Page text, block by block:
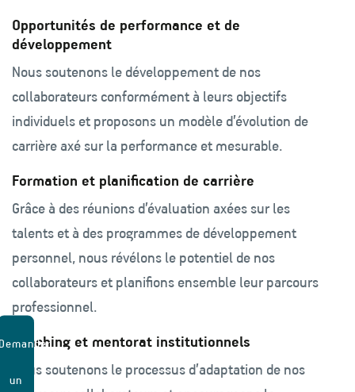
Opportunités de performance et de
développement
Nous soutenons le développement de nos
collaborateurs conformément à leurs objectifs
individuels et proposons un modèle d’évolution de
carrière axé sur la performance et mesurable.
Formation et planification de carrière
Grâce à des réunions d’évaluation axées sur les
talents et à des programmes de développement
personnel, nous révélons le potentiel de nos
collaborateurs et planifions ensemble leur parcours
professionnel.
Coaching et mentorat institutionnels
Nous soutenons le processus d’adaptation de nos
un